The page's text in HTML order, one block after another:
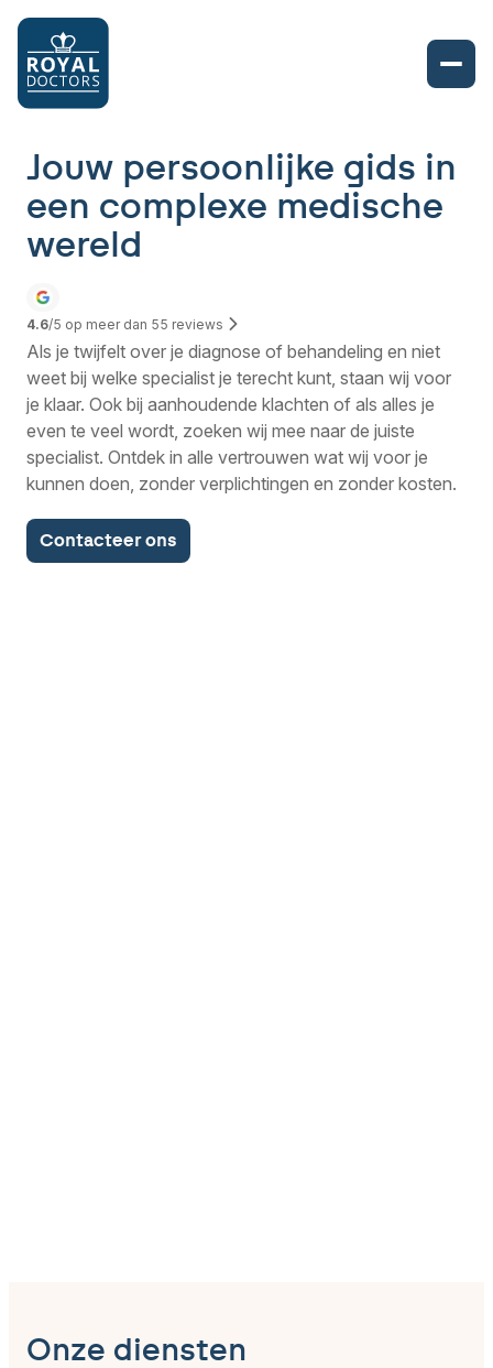
Jouw persoonlijke gids in
een complexe medische
wereld
4.6/5 op meer dan 55 reviews
Als je twijfelt over je diagnose of behandeling en niet
weet bij welke specialist je terecht kunt, staan wij voor
je klaar. Ook bij aanhoudende klachten of als alles je
even te veel wordt, zoeken wij mee naar de juiste
specialist. Ontdek in alle vertrouwen wat wij voor je
kunnen doen, zonder verplichtingen en zonder kosten.
Contacteer ons
Onze diensten